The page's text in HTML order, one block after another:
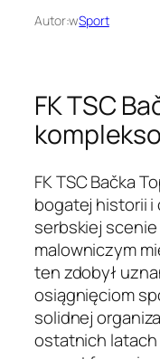
Autor:wSport
FK TSC
FK TSC Bačka
bogatej historii i
serbskiej
malowniczym
ten zdobył
osiągnięciom
solidnej
ostatnich latach